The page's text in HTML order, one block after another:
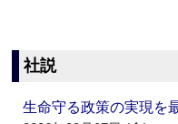
社説
生命守る政策の実現を